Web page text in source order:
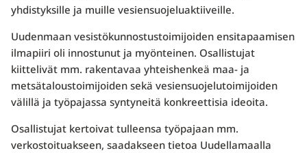
yhdistyksille ja muille vesiensuojeluaktiiveille.
Uudenmaan vesistökunnostustoimijoiden ensitapaamisen
ilmapiiri oli innostunut ja myönteinen. Osallistujat
kiittelivät mm. rakentavaa yhteishenkeä maa- ja
metsätaloustoimijoiden sekä vesiensuojelutoimijoiden
välillä ja työpajassa syntyneitä konkreettisia ideoita.
Osallistujat kertoivat tulleensa työpajaan mm.
verkostoituakseen, saadakseen tietoa Uudellamaalla